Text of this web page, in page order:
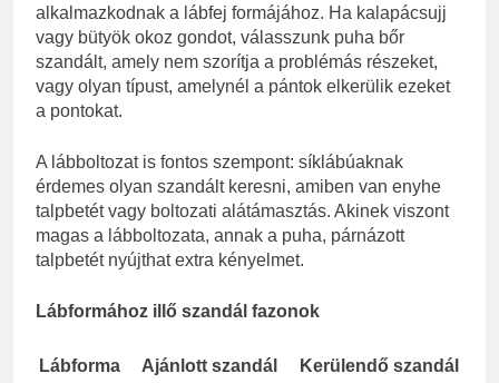
alkalmazkodnak a lábfej formájához. Ha kalapácsujj
vagy bütyök okoz gondot, válasszunk puha bőr
szandált, amely nem szorítja a problémás részeket,
vagy olyan típust, amelynél a pántok elkerülik ezeket
a pontokat.
A lábboltozat is fontos szempont: síklábúaknak
érdemes olyan szandált keresni, amiben van enyhe
talpbetét vagy boltozati alátámasztás. Akinek viszont
magas a lábboltozata, annak a puha, párnázott
talpbetét nyújthat extra kényelmet.
Lábformához illő szandál fazonok
Lábforma Ajánlott szandál Kerülendő szandál